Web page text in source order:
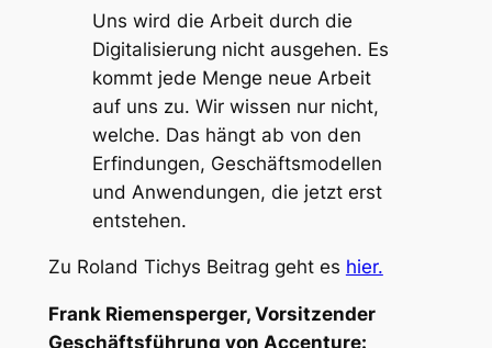
Uns wird die Arbeit durch die
Digitalisierung nicht ausgehen. Es
kommt jede Menge neue Arbeit
auf uns zu. Wir wissen nur nicht,
welche. Das hängt ab von den
Erfindungen, Geschäftsmodellen
und Anwendungen, die jetzt erst
entstehen.
Zu Roland Tichys Beitrag geht es hier.
Frank Riemensperger, Vorsitzender
Geschäftsführung von Accenture: